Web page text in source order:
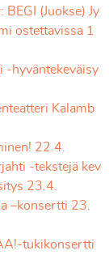
(Juokse) Jy
ostettavissa 1
-hyväntekeväisy
Kalamb
22.4.
-tekstejä kev
23.4.
–konsertti 23.
tukikonsertti